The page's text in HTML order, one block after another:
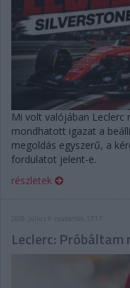
Mi volt valójában Leclerc
mondhatott igazat a
megoldás egyszerű, a
fordulatot jelent-e.
részletek
2026. július 9. csütörtök, 17:17
Leclerc: Próbáltam